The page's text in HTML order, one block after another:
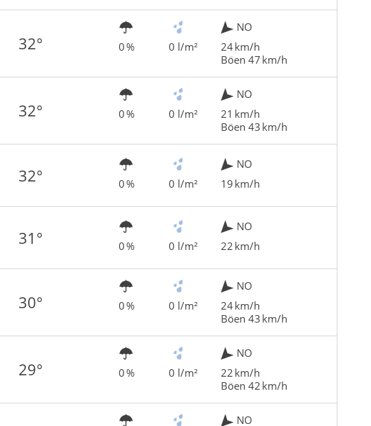
32° 0 % 0 l/m²
NO
24 km/h
Böen 47 km/h
32° 0 % 0 l/m²
NO
21 km/h
Böen 43 km/h
32° 0 % 0 l/m²
NO
19 km/h
31° 0 % 0 l/m²
NO
22 km/h
30° 0 % 0 l/m²
NO
24 km/h
Böen 43 km/h
29° 0 % 0 l/m²
NO
22 km/h
Böen 42 km/h
NO